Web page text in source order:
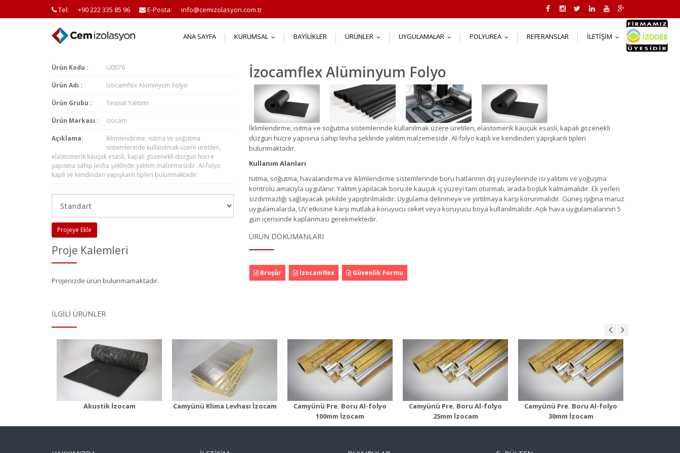
Tel: +90 222 335 85 96 E-Posta: info@cemizolasyon.com.tr
ANA SAYFA KURUMSAL BAYILIKLER ÜRÜNLER UYGULAMALAR POLYUREA REFERANSLAR İLETIŞIM
Ürün Kodu : U0076
Ürün Adı : İzocamflex Alüminyum Folyo
Ürün Grubu : Tesisat Yalıtımı
Ürün Markası : İzocam
Açıklama:
İklimlendirme, ısıtma ve soğutma
sistemlerinde kullanılmak üzere üretilen,
elastomerik kauçuk esaslı, kapalı gözenekli düzgün hücre
yapısına sahip levha şeklinde yalıtım malzemesidir. Al-folyo
kaplı ve kendinden yapışkanlı tipleri bulunmaktadır.
Projeye Ekle
Proje Kalemleri
Projenizde ürün bulunmamaktadır.
İzocamflex Alüminyum Folyo
İklimlendirme, ısıtma ve soğutma sistemlerinde kullanılmak üzere üretilen, elastomerik kauçuk esaslı, kapalı gözenekli
düzgün hücre yapısına sahip levha şeklinde yalıtım malzemesidir. Al-folyo kaplı ve kendinden yapışkanlı tipleri
bulunmaktadır.
Kullanım Alanları
Isıtma, soğutma, havalandırma ve iklimlendirme sistemlerinde boru hatlarının dış yüzeylerinde ısı yalıtımı ve yoğuşma
kontrolü amacıyla uygulanır. Yalıtım yapılacak boru ile kauçuk iç yüzeyi tam oturmalı, arada boşluk kalmamalıdır. Ek yerleri
sızdırmazlığı sağlayacak şekilde yapıştırılmalıdır. Uygulama delinmeye ve yırtılmaya karşı korunmalıdır. Güneş ışığına maruz
uygulamalarda, UV etkisine karşı mutlaka koruyucu ceket veya koruyucu boya kullanılmalıdır. Açık hava uygulamalarının 5
gün içerisinde kaplanması gerekmektedir.
ÜRÜN DÖKÜMANLARI
Broşür İzocamflex Güvenlik Formu
İLGILI ÜRÜNLER
Akustik İzocam Camyünü Klima Levhası İzocam
Camyünü Klima
Levhası
Ürün Detayı
Camyünü Pre. Boru Al-folyo
100mm İzocam
Camyünü Pre. Boru
Al-folyo 100mm
Ürün Detayı
Camyünü Pre. Boru Al-folyo
25mm İzocam
Camyünü Pre. Boru
Al-folyo 25mm
Ürün Detayı
Camyünü Pre. Boru Al-folyo
30mm İzocam
Camyünü Pre. Boru
Al-folyo 30mm
Ürün Detayı
Camyünü Pre. Boru
Al-folyo 40mm
Ürün Detayı